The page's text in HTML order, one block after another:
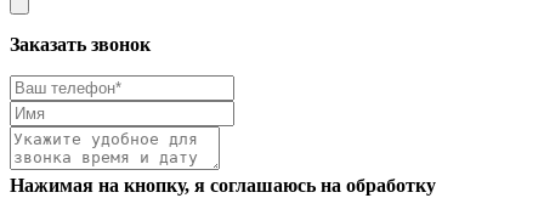
Заказать звонок
Нажимая на кнопку, я соглашаюсь на обработку